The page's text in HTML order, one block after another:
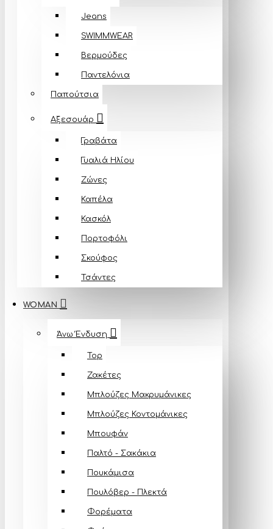
Jeans
SWIMMWEAR
Βερμούδες
Παντελόνια
Παπούτσια
Αξεσουάρ
Γραβάτα
Γυαλιά Ηλίου
Ζώνες
Καπέλα
Κασκόλ
Πορτοφόλι
Σκούφος
Τσάντες
WOMAN
Άνω Ένδυση
Top
Ζακέτες
Μπλούζες Mακρυμάνικες
Μπλούζες Κοντομάνικες
Μπουφάν
Παλτό - Σακάκια
Πουκάμισα
Πουλόβερ - Πλεκτά
Φορέματα